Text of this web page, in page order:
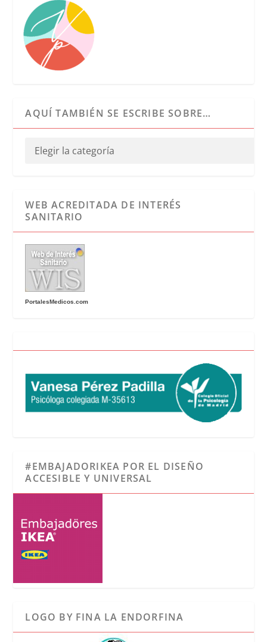
AQUÍ TAMBIÉN SE ESCRIBE SOBRE…
WEB ACREDITADA DE INTERÉS
SANITARIO
PortalesMedicos.com
#EMBAJADORIKEA POR EL DISEÑO
ACCESIBLE Y UNIVERSAL
LOGO BY FINA LA ENDORFINA